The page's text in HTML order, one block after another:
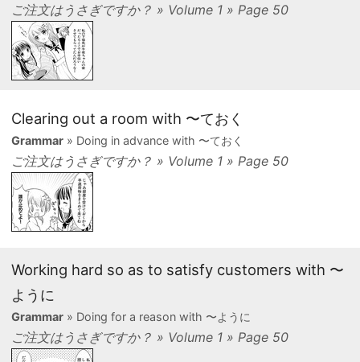
ご注文はうさぎですか？ » Volume 1 » Page 50
Clearing out a room with 〜ておく
Grammar» Doing in advance with 〜ておく
ご注文はうさぎですか？ » Volume 1 » Page 50
Working hard so as to satisfy customers with 〜
ように
Grammar» Doing for a reason with 〜ように
ご注文はうさぎですか？ » Volume 1 » Page 50